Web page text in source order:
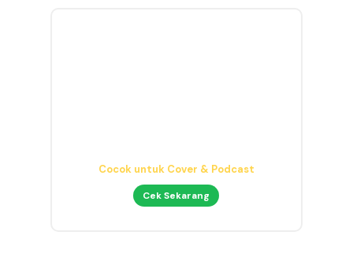
Nyaman & Detail
Cek Sekarang